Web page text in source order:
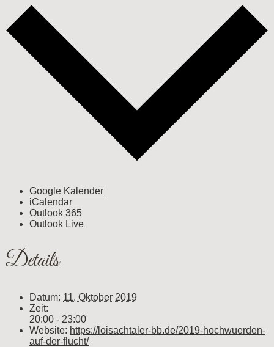
Google Kalender
iCalendar
Outlook 365
Outlook Live
Details
Datum: 11. Oktober 2019
Zeit:
20:00 - 23:00
Website: https://loisachtaler-bb.de/2019-hochwuerden-
auf-der-flucht/